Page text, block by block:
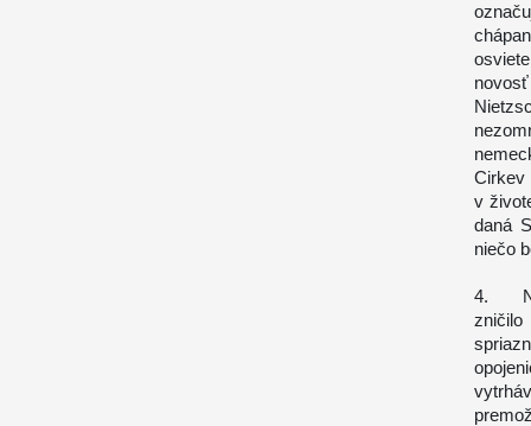
v
daná
niečo
4. No